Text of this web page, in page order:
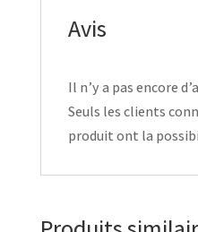
Avis
Il n’y a pas encore
Seuls les clients
produit ont la